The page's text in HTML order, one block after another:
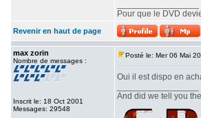
Pour que le DVD
Revenir en haut de page
max zorin
Nombre de messages :
Inscrit le: 18 Oct 2001
Messages: 29548
Posté le: Mer 06 Mai
Oui il est dispo en
And did we tell you